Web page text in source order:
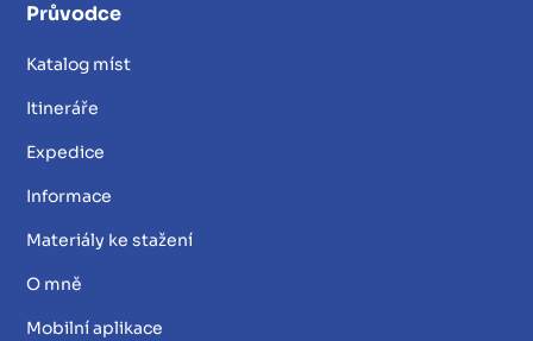
Průvodce
Katalog míst
Itineráře
Expedice
Informace
Materiály ke stažení
O mně
Mobilní aplikace